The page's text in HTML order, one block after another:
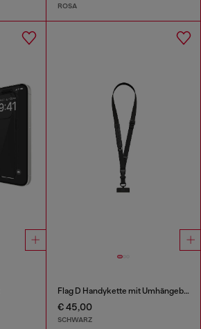
ROSA
Flag D Handykette mit Umhängeband
€ 45,00
SCHWARZ